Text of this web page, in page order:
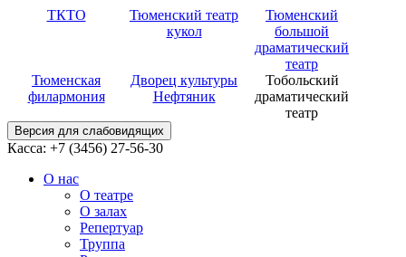
ТКТО
Тюменский театр
кукол
Тюменский
большой
драматический
театр
Тюменская
филармония
Дворец культуры
Нефтяник
Тобольский
драматический
театр
Версия для слабовидящих
Касса: +7 (3456) 27-56-30
О нас
О театре
О залах
Репертуар
Труппа